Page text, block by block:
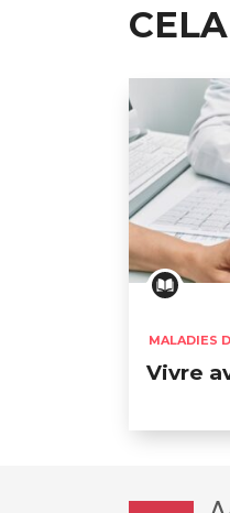
MALADIES
Vivre